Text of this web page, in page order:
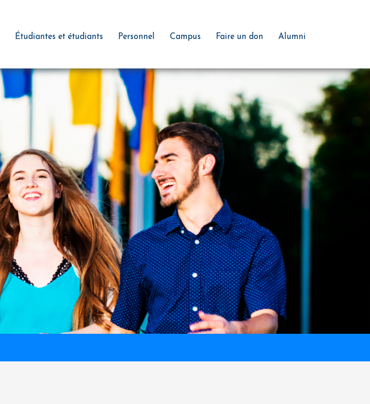
Étudiantes et étudiants Personnel Campus Faire un don Alumni